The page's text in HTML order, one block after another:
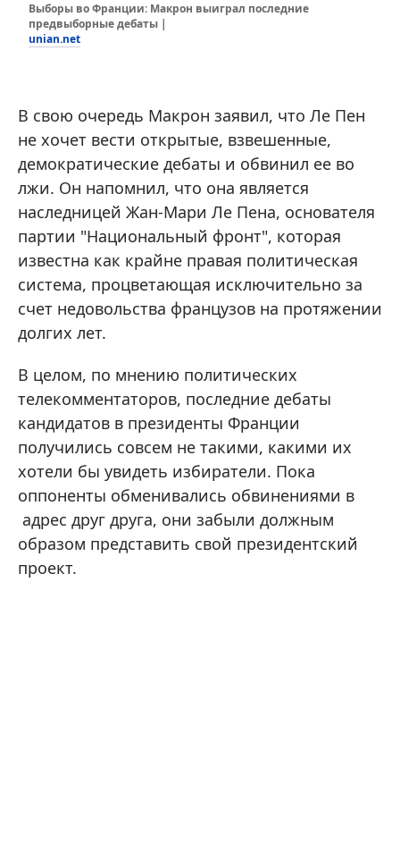
Выборы во Франции: Макрон выиграл последние
предвыборные дебаты |
unian.net
В свою очередь Макрон заявил, что Ле Пен
не хочет вести открытые, взвешенные,
демократические дебаты и обвинил ее во
лжи. Он напомнил, что она является
наследницей Жан-Мари Ле Пена, основателя
партии "Национальный фронт", которая
известна как крайне правая политическая
система, процветающая исключительно за
счет недовольства французов на протяжении
долгих лет.
В целом, по мнению политических
телекомментаторов, последние дебаты
кандидатов в президенты Франции
получились совсем не такими, какими их
хотели бы увидеть избиратели. Пока
оппоненты обменивались обвинениями в
адрес друг друга, они забыли должным
образом представить свой президентский
проект.